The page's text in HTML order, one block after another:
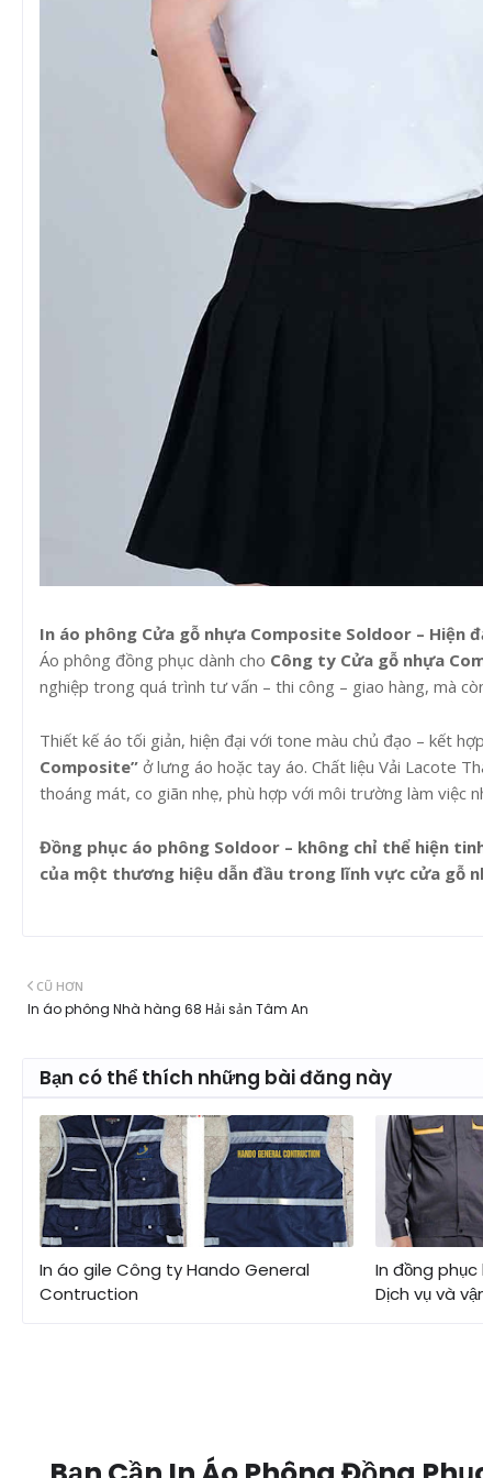
In áo phông Cửa gỗ nhựa Composite Soldoor – Hiện
Áo phông đồng phục dành cho Công ty Cửa gỗ nhựa
nghiệp trong quá trình tư vấn – thi công – giao hàng, mà
Thiết kế áo tối giản, hiện đại với tone màu chủ đạo – kết hợp
Composite” ở lưng áo hoặc tay áo. Chất liệu Vải Lacote
thoáng mát, co giãn nhẹ, phù hợp với môi trường làm việc
Đồng phục áo phông Soldoor – không chỉ thể hiện
của một thương hiệu dẫn đầu trong lĩnh vực cửa gỗ
CŨ HƠN
In áo phông Nhà hàng 68 Hải sản Tâm An
Bạn có thể thích những bài đăng này
In áo gile Công ty Hando General
Contruction
In đồng phục
Dịch vụ và